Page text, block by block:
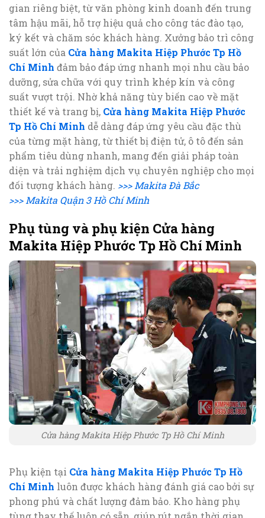
gian riêng biệt, từ văn phòng kinh doanh đến trung
tâm hậu mãi, hỗ trợ hiệu quả cho công tác đào tạo,
ký kết và chăm sóc khách hàng. Xưởng bảo trì công
suất lớn của Cửa hàng Makita Hiệp Phước Tp Hồ
Chí Minh đảm bảo đáp ứng nhanh mọi nhu cầu bảo
dưỡng, sửa chữa với quy trình khép kín và công
suất vượt trội. Nhờ khả năng tùy biến cao về mặt
thiết kế và trang bị, Cửa hàng Makita Hiệp Phước
Tp Hồ Chí Minh dễ dàng đáp ứng yêu cầu đặc thù
của từng mặt hàng, từ thiết bị điện tử, ô tô đến sản
phẩm tiêu dùng nhanh, mang đến giải pháp toàn
diện và trải nghiệm dịch vụ chuyên nghiệp cho mọi
đối tượng khách hàng. >>> Makita Đà Bắc
>>> Makita Quận 3 Hồ Chí Minh
Phụ tùng và phụ kiện Cửa hàng
Makita Hiệp Phước Tp Hồ Chí Minh
Cửa hàng Makita Hiệp Phước Tp Hồ Chí Minh
Phụ kiện tại Cửa hàng Makita Hiệp Phước Tp Hồ
Chí Minh luôn được khách hàng đánh giá cao bởi sự
phong phú và chất lượng đảm bảo. Kho hàng phụ